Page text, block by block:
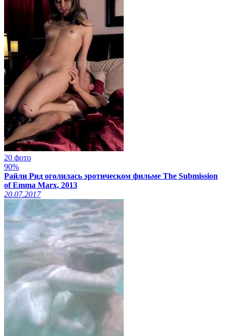
20 фото
90%
Райли Рид оголилась эротическом фильме The Submission
of Emma Marx, 2013
20.07.2017